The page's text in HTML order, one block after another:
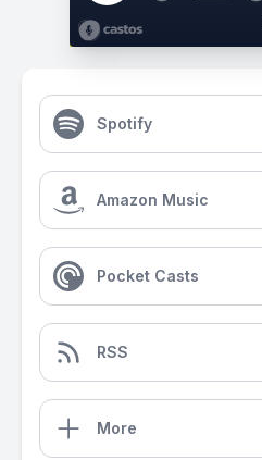
Spotify
Amazon Music
Pocket Casts
RSS
More